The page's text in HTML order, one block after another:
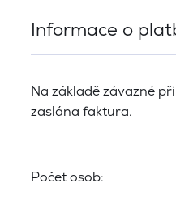
Informace o
Na základě závazné
zaslána faktura.
Počet osob: